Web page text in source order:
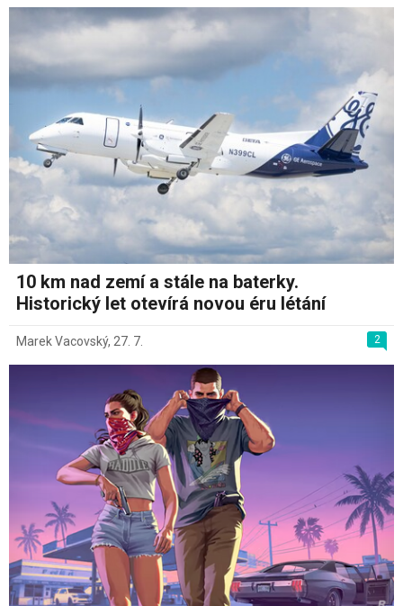
10 km nad zemí a stále na baterky.
Historický let otevírá novou éru létání
2
Marek Vacovský, 27. 7.